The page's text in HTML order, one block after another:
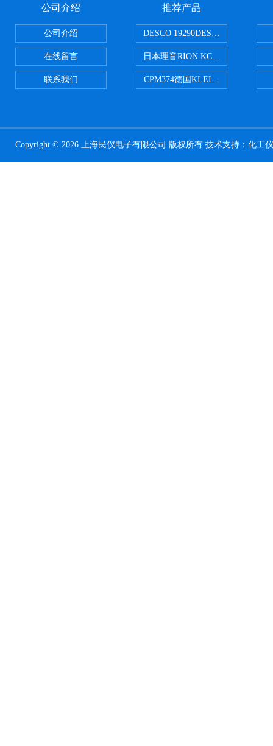
公司介绍
公司介绍
在线留言
联系我们
推荐产品
DESCO 19290DESCO 19290重锤
日本理音RION KC-51/KC-52便携
CPM374德国KLEINWAECHTER
Copyright © 2026 上海民仪电子有限公司 版权所有 技术支持： 化工